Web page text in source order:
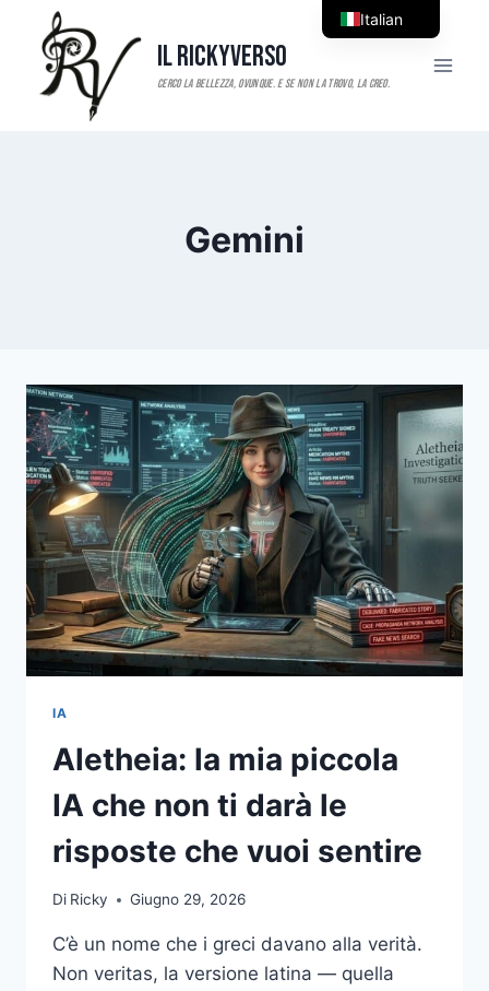
contenuto
Il RickyVerso
Gemini
IA
Aletheia: la mia piccola
IA che non ti darà le
risposte che vuoi sentire
Di Ricky Giugno 29, 2026
C’è un nome che i greci davano alla verità.
Non veritas, la versione latina — quella
Italian